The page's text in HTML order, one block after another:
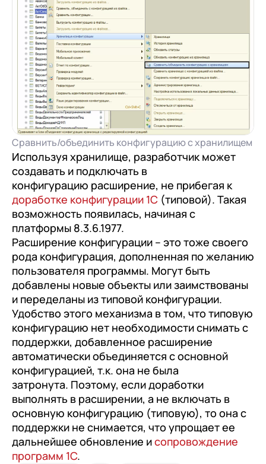
Сравнить/объединить конфигурацию с хранилищем
Используя хранилище, разработчик может
создавать и подключать в
конфигурацию расширение, не прибегая к
доработке конфигурации 1С (типовой). Такая
возможность появилась, начиная с
платформы 8.3.6.1977.
Расширение конфигурации – это тоже своего
рода конфигурация, дополненная по желанию
пользователя программы. Могут быть
добавлены новые объекты или заимствованы
и переделаны из типовой конфигурации.
Удобство этого механизма в том, что типовую
конфигурацию нет необходимости снимать с
поддержки, добавленное расширение
автоматически объединяется с основной
конфигурацией, т.к. она не была
затронута. Поэтому, если доработки
выполнять в расширении, а не включать в
основную конфигурацию (типовую), то она с
поддержки не снимается, что упрощает ее
дальнейшее обновление исопровождение
программ 1С.